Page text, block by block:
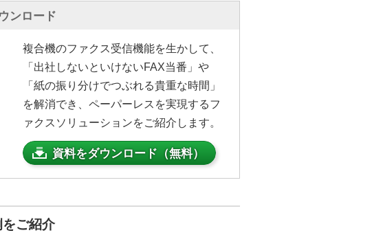
ンロード
複合機のファクス受信機能を生かして、
「出社しないといけないFAX当番」や
「紙の振り分けでつぶれる貴重な時間」
を解消でき、ペーパーレスを実現するフ
ァクスソリューションをご紹介します。
資料をダウンロード（無料）
ご紹介